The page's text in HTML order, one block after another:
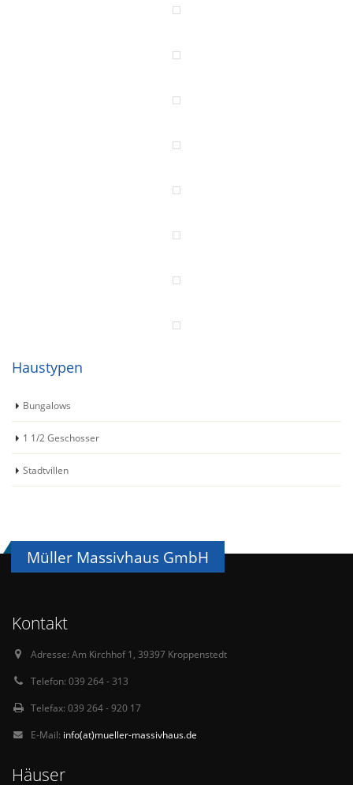
Haustypen
Bungalows
1 1/2 Geschosser
Stadtvillen
Müller Massivhaus GmbH
Kontakt
Adresse: Am Kirchhof 1, 39397 Kroppenstedt
Telefon: 039 264 - 313
Telefax: 039 264 - 920 17
E-Mail: info(at)mueller-massivhaus.de
Häuser